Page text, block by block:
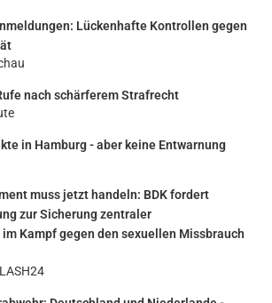
Lückenhafte Kontrollen gegen
nach schärferem Strafrecht
in Hamburg - aber keine Entwarnung
muss jetzt handeln: BDK fordert
zur Sicherung zentraler
Kampf gegen den sexuellen Missbrauch